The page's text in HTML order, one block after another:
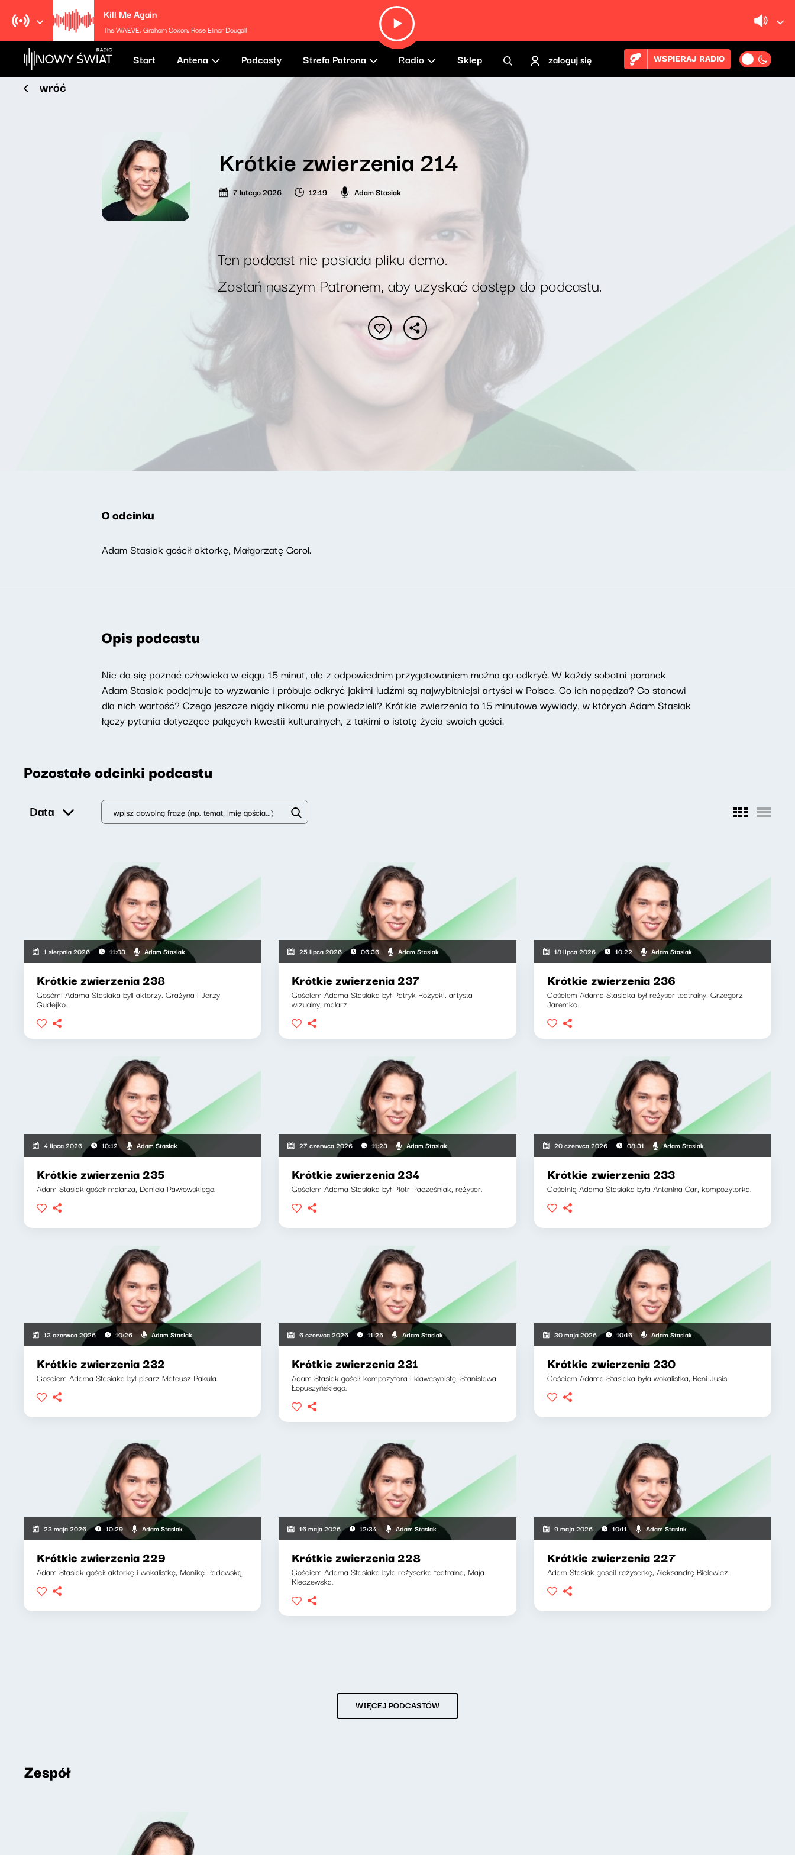
Kill Me Again
The WAEVE, Graham Coxon, Rose Elinor Dougall
Start Antena Podcasty Strefa Patrona Radio Sklep zaloguj się WSPIERAJ RADIO
wróć
Krótkie zwierzenia 214
7 lutego 2026 12:19 Adam Stasiak
Ten podcast nie posiada pliku demo.
Zostań naszym Patronem, aby uzyskać dostęp do podcastu.
O odcinku
Adam Stasiak gościł aktorkę, Małgorzatę Gorol.
Opis podcastu
Nie da się poznać człowieka w ciągu 15 minut, ale z odpowiednim przygotowaniem można go odkryć. W każdy sobotni poranek
Adam Stasiak podejmuje to wyzwanie i próbuje odkryć jakimi ludźmi są najwybitniejsi artyści w Polsce. Co ich napędza? Co stanowi
dla nich wartość? Czego jeszcze nigdy nikomu nie powiedzieli? Krótkie zwierzenia to 15 minutowe wywiady, w których Adam Stasiak
łączy pytania dotyczące palących kwestii kulturalnych, z takimi o istotę życia swoich gości.
Pozostałe odcinki podcastu
Data
1 sierpnia 2026 11:03 Adam Stasiak
Krótkie zwierzenia 238
Gośćmi Adama Stasiaka byli aktorzy, Grażyna i Jerzy
Gudejko.
25 lipca 2026 06:36 Adam Stasiak
Krótkie zwierzenia 237
Gościem Adama Stasiaka był Patryk Różycki, artysta
wizualny, malarz.
18 lipca 2026 10:22 Adam Stasiak
Krótkie zwierzenia 236
Gościem Adama Stasiaka był reżyser teatralny, Grzegorz
Jaremko.
4 lipca 2026 10:12 Adam Stasiak
Krótkie zwierzenia 235
Adam Stasiak gościł malarza, Daniela Pawłowskiego.
27 czerwca 2026 11:23 Adam Stasiak
Krótkie zwierzenia 234
Gościem Adama Stasiaka był Piotr Pacześniak, reżyser.
20 czerwca 2026 08:31 Adam Stasiak
Krótkie zwierzenia 233
Gościnią Adama Stasiaka była Antonina Car, kompozytorka.
13 czerwca 2026 10:26 Adam Stasiak
Krótkie zwierzenia 232
Gościem Adama Stasiaka był pisarz Mateusz Pakuła.
6 czerwca 2026 11:25 Adam Stasiak
Krótkie zwierzenia 231
Adam Stasiak gościł kompozytora i klawesynistę, Stanisława
Łopuszyńskiego.
30 maja 2026 10:16 Adam Stasiak
Krótkie zwierzenia 230
Gościem Adama Stasiaka była wokalistka, Reni Jusis.
23 maja 2026 10:29 Adam Stasiak
Krótkie zwierzenia 229
Adam Stasiak gościł aktorkę i wokalistkę, Monikę Padewską.
16 maja 2026 12:34 Adam Stasiak
Krótkie zwierzenia 228
Gościem Adama Stasiaka była reżyserka teatralna, Maja
Kleczewska.
9 maja 2026 10:11 Adam Stasiak
Krótkie zwierzenia 227
Adam Stasiak gościł reżyserkę, Aleksandrę Bielewicz.
WIĘCEJ PODCASTÓW
Zespół